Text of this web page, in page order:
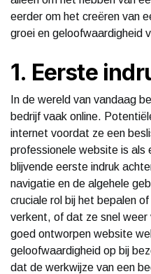
eerder om het creëren van
groei en geloofwaardigheid
1. Eerste
In de wereld van vandaag
bedrijf vaak online.
internet voordat ze een
professionele website is als
blijvende eerste indruk
navigatie en de algehele
cruciale rol bij het bepalen
verkent, of dat ze snel
goed ontworpen website
geloofwaardigheid op bij
dat de werkwijze van een